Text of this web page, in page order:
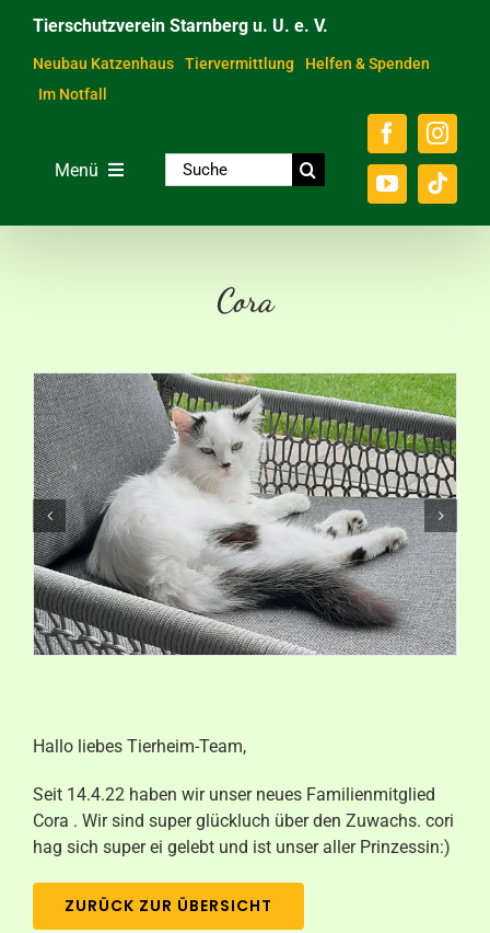
Inhalt
springen
Tierschutzverein Starnberg u. U. e. V.
Neubau Katzenhaus Tiervermittlung
Helfen & Spenden
Im Notfall
Menü
Helfen & Spenden
Der Verein
Ratgeber & Service
Aktuelles
Kontakt
Suche
nach:
Cora
Hallo liebes Tierheim-Team,
Seit 14.4.22 haben wir unser neues Familienmitglied
Cora . Wir sind super glückluch über den Zuwachs. cori
hag sich super ei gelebt und ist unser aller Prinzessin:)
ZURÜCK ZUR ÜBERSICHT